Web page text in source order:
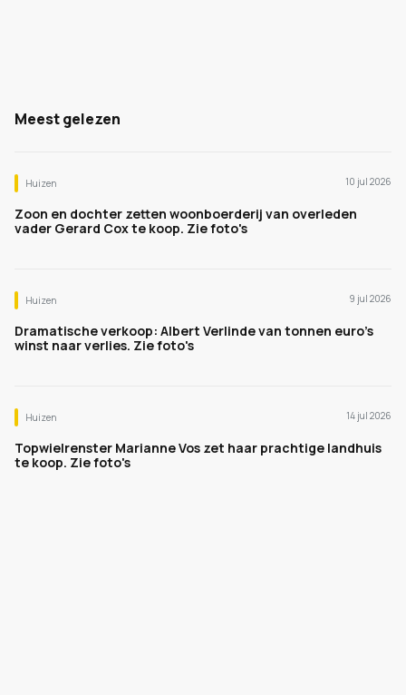
Meest gelezen
Huizen 10 jul 2026
Zoon en dochter zetten woonboerderij van overleden
vader Gerard Cox te koop. Zie foto's
Huizen 9 jul 2026
Dramatische verkoop: Albert Verlinde van tonnen euro's
winst naar verlies. Zie foto's
Huizen 14 jul 2026
Topwielrenster Marianne Vos zet haar prachtige landhuis
te koop. Zie foto's